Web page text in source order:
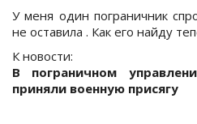
У меня один пограничник
не оставила . Как его найду
К новости:
В пограничном
приняли военную присягу